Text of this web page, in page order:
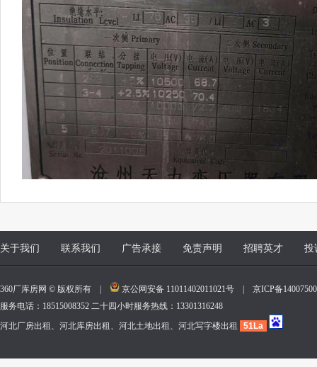
关于我们 联系我们 广告承接 免责声明 招聘英才 投
360厂库房网 © 版权所有 | 京公网安备 11011402011021号
京ICP备
服务电话：18515008352 二十四小时服务热线：13301316248
河北厂房出租、河北库房出租、河北土地出租、河北写字楼出租
51La